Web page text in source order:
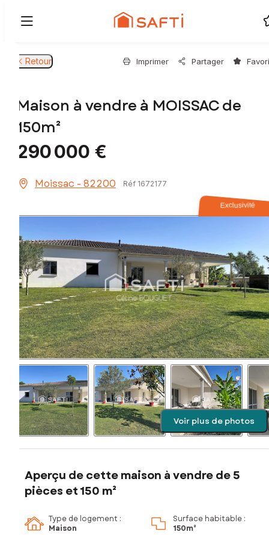
Retour Imprimer Partager
Maison à vendre à MOISSAC de
150m²
290 000 €
Moissac - 82200 Réf 1672177
Exclusivité
Voir plus de photos
Aperçu de cette maison à vendre de 5
pièces et 150 m²
Type de logement :
Maison
Surface habitable :
150m²